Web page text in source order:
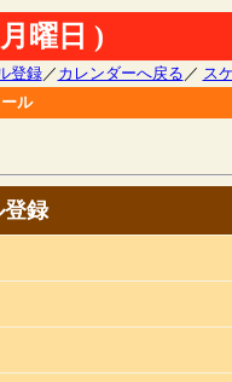
月曜日 )
登録／ カレンダーへ戻る ／ ス
ル
登録